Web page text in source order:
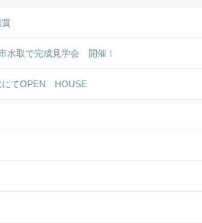
水取で完成見学会 開催！
にてOPEN HOUSE